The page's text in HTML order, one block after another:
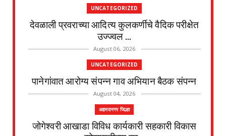
UNCATEGORIZED
देवळाली प्रवराच्या आदित्य कुलकर्णीचे वैदिक परीक्षेत
उज्ज्वल ...
August 06, 2026
UNCATEGORIZED
पानेगांवात आरोग्य संपन्न गाव अभियान बैठक संपन्न
August 04, 2026
अहमदनगर जिल्हा
जोगेश्वरी आखाडा विविध कार्यकारी सहकारी विकास